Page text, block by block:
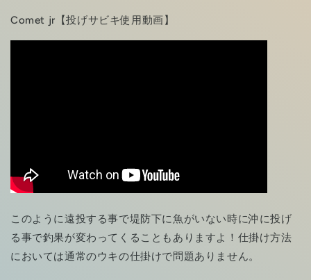
Comet jr【投げサビキ使用動画】
このように遠投する事で堤防下に魚がいない時に沖に投げ
る事で釣果が変わってくることもありますよ！仕掛け方法
においては通常のウキの仕掛けで問題ありません。